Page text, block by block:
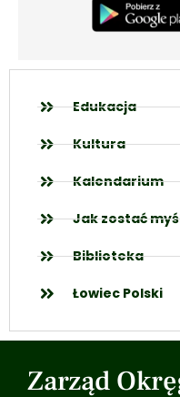
Edukacja
Kultura
Kalendarium
Jak zostać
Biblioteka
Łowiec Polski
Zarząd